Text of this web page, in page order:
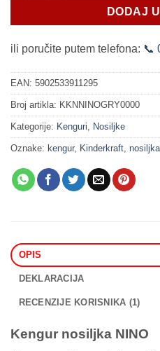
DODAJ
ili poručite putem telefona: 📞
EAN: 5902533911295
Broj artikla: KKNNINOGRY0000
Kategorije: Kenguri Nosiljke
Oznake: kengur, Kinderkraft nosiljka
OPIS
DEKLARACIJA
RECENZIJE KORISNIKA (1)
Kengur nosiljka NINO